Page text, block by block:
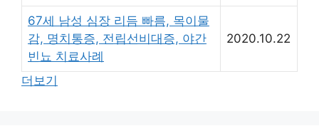
67세 남성 심장 리듬 빠름, 목이물
감, 명치통증, 전립선비대증, 야간
빈뇨 치료사례
2020.10.22
더보기